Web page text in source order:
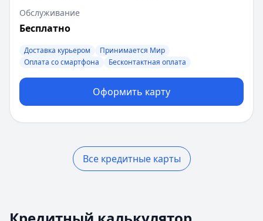
Обслуживание
Бесплатно
Доставка курьером
Принимается Мир
Оплата со смартфона
Бесконтактная оплата
Оформить карту
Все кредитные карты